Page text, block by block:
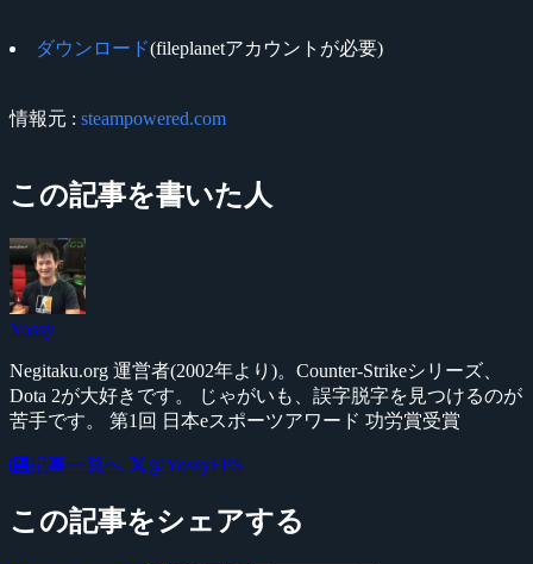
ダウンロード(fileplanetアカウントが必要)
情報元 : steampowered.com
この記事を書いた人
Yossy
Negitaku.org 運営者(2002年より)。Counter-Strikeシリーズ、
Dota 2が大好きです。 じゃがいも、誤字脱字を見つけるのが
苦手です。 第1回 日本eスポーツアワード 功労賞受賞
記事一覧へ @YossyFPS
この記事をシェアする